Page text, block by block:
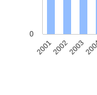
200120022003
0